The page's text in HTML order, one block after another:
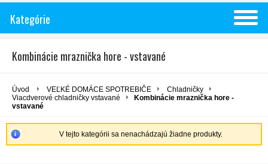
Kategórie
Kombinácie mraznička hore - vstavané
Úvod VEĽKÉ DOMÁCE SPOTREBIČE
Chladničky
Viacdverové chladničky vstavané
Kombinácie mraznička hore -
vstavané
V tejto kategórii sa nenachádzajú žiadne produkty.